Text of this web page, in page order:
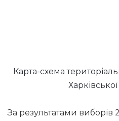
Карта-схема
Харківської
За результатами виборів